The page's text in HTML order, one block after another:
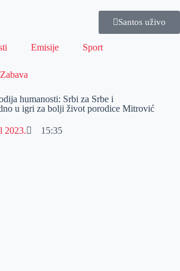
Santos uživo
Emisije Sport
Zabava
humanosti: Srbi za Srbe i
u igri za bolji život porodice Mitrović
2023. 15:35